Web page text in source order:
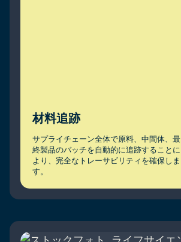
材料追跡
サプライチェーン全体で原料、中間体、最
終製品のバッチを自動的に追跡することに
より、完全なトレーサビリティを確保しま
す。